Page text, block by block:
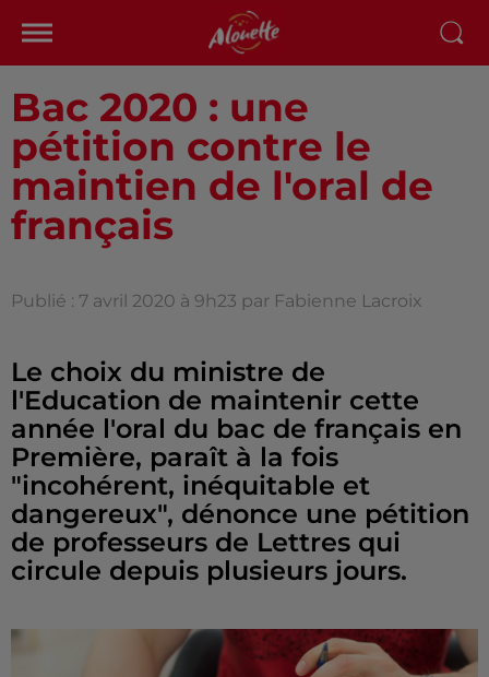
Bac 2020 : une
pétition contre le
maintien de l'oral de
français
Publié : 7 avril 2020 à 9h23 par Fabienne Lacroix
Le choix du ministre de
l'Education de maintenir cette
année l'oral du bac de français en
Première, paraît à la fois
"incohérent, inéquitable et
dangereux", dénonce une pétition
de professeurs de Lettres qui
circule depuis plusieurs jours.